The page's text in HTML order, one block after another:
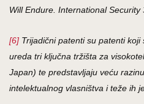
Will Endure. International Security
[6] Trijadični patenti su patenti
ureda tri ključna tržišta za
Japan) te predstavljaju veću
intelektualnog vlasništva i teže ih